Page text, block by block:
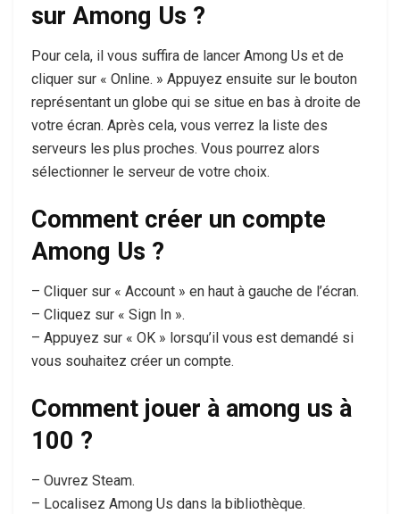
sur Among Us ?
Pour cela, il vous suffira de lancer Among Us et de
cliquer sur « Online. » Appuyez ensuite sur le bouton
représentant un globe qui se situe en bas à droite de
votre écran. Après cela, vous verrez la liste des
serveurs les plus proches. Vous pourrez alors
sélectionner le serveur de votre choix.
Comment créer un compte
Among Us ?
– Cliquer sur « Account » en haut à gauche de l’écran.
– Cliquez sur « Sign In ».
– Appuyez sur « OK » lorsqu’il vous est demandé si
vous souhaitez créer un compte.
Comment jouer à among us à
100 ?
– Ouvrez Steam.
– Localisez Among Us dans la bibliothèque.